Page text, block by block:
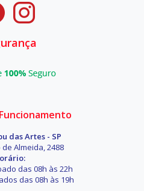
das Artes - SP
Almeida, 2488
das 08h às 22h
das 08h às 19h